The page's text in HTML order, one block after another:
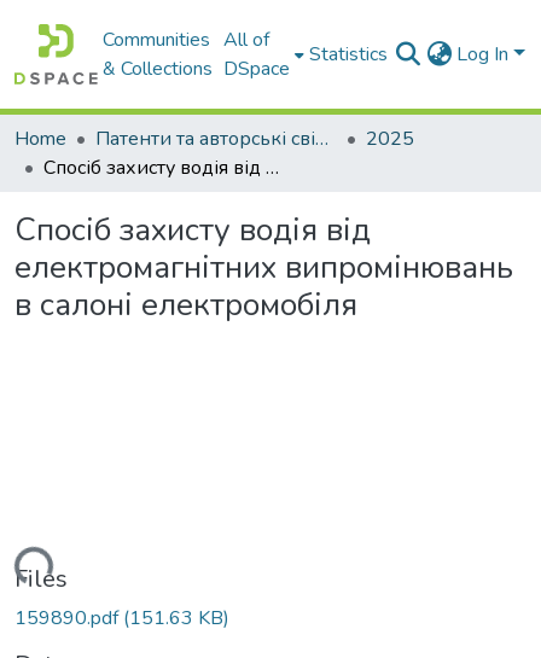
Communities
& Collections
All of
DSpace
Statistics Log In
Home Патенти та авторські свідоцтва
2025
Спосіб захисту водія від електромагнітних випромінювань в салоні електромобіля
Спосіб захисту водія від
електромагнітних випромінювань
в салоні електромобіля
Files
159890.pdf(151.63 KB)